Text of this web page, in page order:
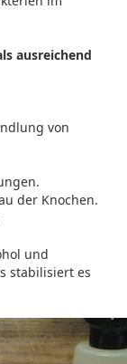
ausreichend
von
der Knochen.
und
stabilisiert es